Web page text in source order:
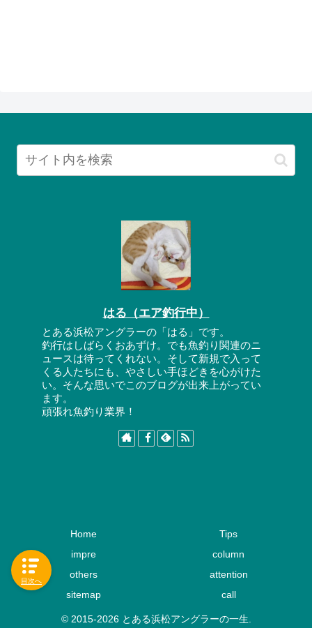
はる（エア釣行中）
とある浜松アングラーの「はる」です。
釣行はしばらくおあずけ。でも魚釣り関連のニ
ュースは待ってくれない。そして新規で入って
くる人たちにも、やさしい手ほどきを心がけた
い。そんな思いでこのブログが出来上がってい
ます。
頑張れ魚釣り業界！
Home
Tips
impre
column
others
attention
sitemap
call
© 2015-2026 とある浜松アングラーの一生.
目次へ